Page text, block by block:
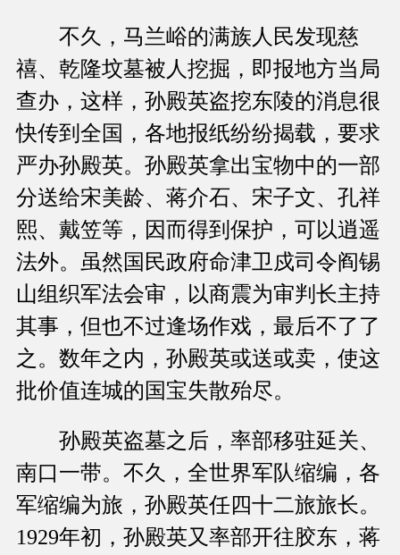
不久，马兰峪的满族人民发现慈
禧、乾隆坟墓被人挖掘，即报地方当局
查办，这样，孙殿英盗挖东陵的消息很
快传到全国，各地报纸纷纷揭载，要求
严办孙殿英。孙殿英拿出宝物中的一部
分送给宋美龄、蒋介石、宋子文、孔祥
熙、戴笠等，因而得到保护，可以逍遥
法外。虽然国民政府命津卫戍司令阎锡
山组织军法会审，以商震为审判长主持
其事，但也不过逢场作戏，最后不了了
之。数年之内，孙殿英或送或卖，使这
批价值连城的国宝失散殆尽。
孙殿英盗墓之后，率部移驻延关、
南口一带。不久，全世界军队缩编，各
军缩编为旅，孙殿英任四十二旅旅长。
1929年初，孙殿英又率部开往胶东，蒋